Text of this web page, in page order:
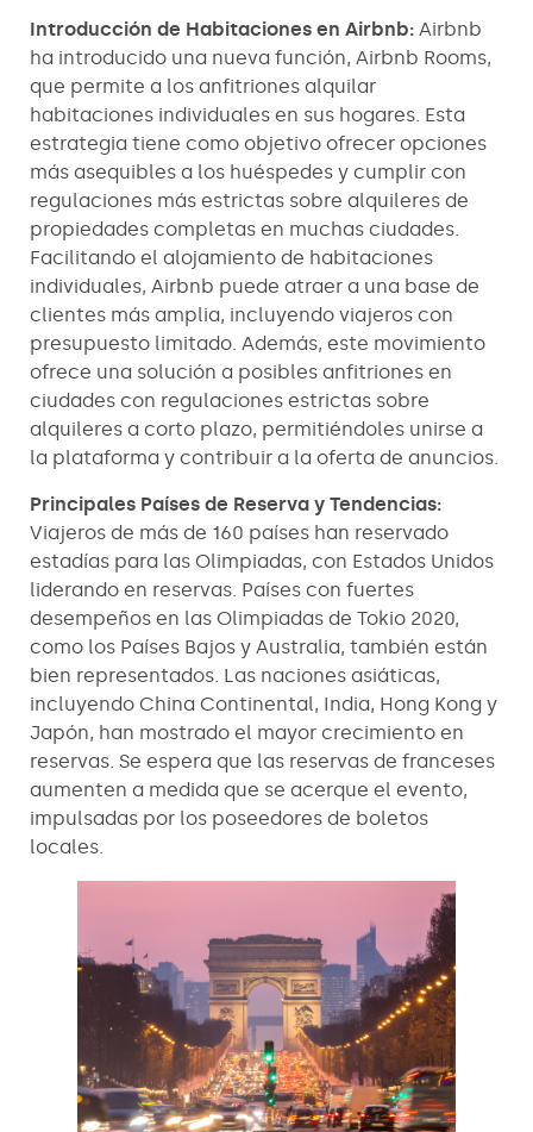
Introducción de Habitaciones en Airbnb: Airbnb
ha introducido una nueva función, Airbnb Rooms,
que permite a los anfitriones alquilar
habitaciones individuales en sus hogares. Esta
estrategia tiene como objetivo ofrecer opciones
más asequibles a los huéspedes y cumplir con
regulaciones más estrictas sobre alquileres de
propiedades completas en muchas ciudades.
Facilitando el alojamiento de habitaciones
individuales, Airbnb puede atraer a una base de
clientes más amplia, incluyendo viajeros con
presupuesto limitado. Además, este movimiento
ofrece una solución a posibles anfitriones en
ciudades con regulaciones estrictas sobre
alquileres a corto plazo, permitiéndoles unirse a
la plataforma y contribuir a la oferta de anuncios.
Principales Países de Reserva y Tendencias:
Viajeros de más de 160 países han reservado
estadías para las Olimpiadas, con Estados Unidos
liderando en reservas. Países con fuertes
desempeños en las Olimpiadas de Tokio 2020,
como los Países Bajos y Australia, también están
bien representados. Las naciones asiáticas,
incluyendo China Continental, India, Hong Kong y
Japón, han mostrado el mayor crecimiento en
reservas. Se espera que las reservas de franceses
aumenten a medida que se acerque el evento,
impulsadas por los poseedores de boletos
locales.